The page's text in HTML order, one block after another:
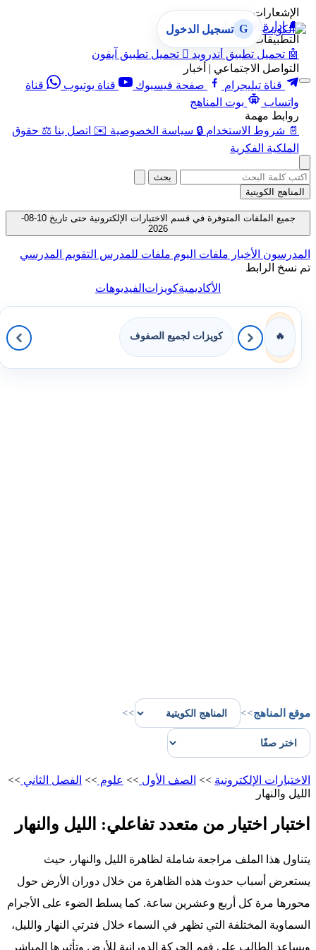
الإشعارات
🔔 إدارة الإشعارات
التطبيقات
🤖 تحميل تطبيق أندرويد  تحميل تطبيق آيفون
التواصل الاجتماعي | أخبار
قناة تيليجرام
صفحة فيسبوك قناة يوتيوب
قناة
واتساب
بوت المناهج
روابط مهمة
📄 شروط الاستخدام 🔒 سياسة الخصوصية ✉️ اتصل بنا ⚖️ حقوق
الملكية الفكرية
G تسجيل الدخول
بحث
المناهج الكويتية
جميع الملفات المتوفرة في قسم الاختبارات الإلكترونية حتى تاريخ 10-08-
2026
المدرسون الأخبار ملفات اليوم ملفات للمدرس التقويم المدرسي
تم نسخ الرابط
الأكاديميةكويزاتالفيديوهات
🔥 كويزات لجميع الصفوف
موقع المناهج>>
>>
الاختبارات الإلكترونية >> الصف الأول >> علوم >> الفصل الثاني >>
الليل والنهار
اختبار اختيار من متعدد تفاعلي: الليل والنهار
يتناول هذا الملف مراجعة شاملة لظاهرة الليل والنهار، حيث
يستعرض أسباب حدوث هذه الظاهرة من خلال دوران الأرض حول
محورها مرة كل أربع وعشرين ساعة. كما يسلط الضوء على الأجرام
السماوية المختلفة التي تظهر في السماء خلال فترتي النهار والليل،
ويساعد الطالب على فهم الحركة الدورانية للأرض وتأثيرها المباشر